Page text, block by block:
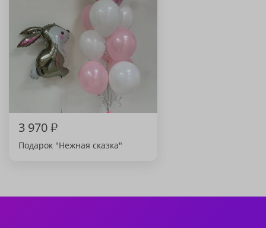
3 970₽
Подарок "Нежная сказка"